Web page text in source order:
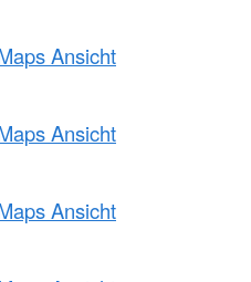
Ansicht
Ansicht
Ansicht